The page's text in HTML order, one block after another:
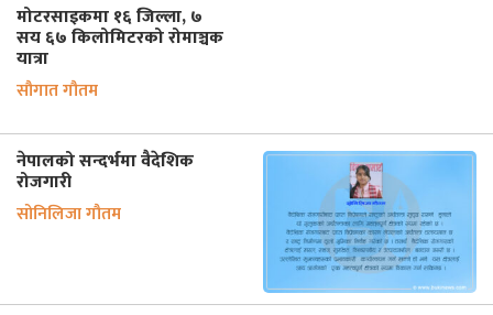
मोटरसाइकमा १६ जिल्ला, ७
सय ६७ किलोमिटरको रोमाञ्चक
यात्रा
सौगात गौतम
नेपालको सन्दर्भमा वैदेशिक
रोजगारी
सोनिलिजा गौतम